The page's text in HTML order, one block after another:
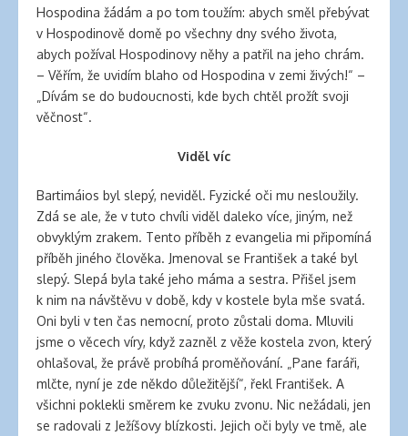
Hospodina žádám a po tom toužím: abych směl přebývat
v Hospodinově domě po všechny dny svého života,
abych požíval Hospodinovy něhy a patřil na jeho chrám.
– Věřím, že uvidím blaho od Hospodina v zemi živých!“ –
„Dívám se do budoucnosti, kde bych chtěl prožít svoji
věčnost“.
Viděl víc
Bartimáios byl slepý, neviděl. Fyzické oči mu nesloužily.
Zdá se ale, že v tuto chvíli viděl daleko více, jiným, než
obvyklým zrakem. Tento příběh z evangelia mi připomíná
příběh jiného člověka. Jmenoval se František a také byl
slepý. Slepá byla také jeho máma a sestra. Přišel jsem
k nim na návštěvu v době, kdy v kostele byla mše svatá.
Oni byli v ten čas nemocní, proto zůstali doma. Mluvili
jsme o věcech víry, když zazněl z věže kostela zvon, který
ohlašoval, že právě probíhá proměňování. „Pane faráři,
mlčte, nyní je zde někdo důležitější“, řekl František. A
všichni poklekli směrem ke zvuku zvonu. Nic nežádali, jen
se radovali z Ježíšovy blízkosti. Jejich oči byly ve tmě, ale